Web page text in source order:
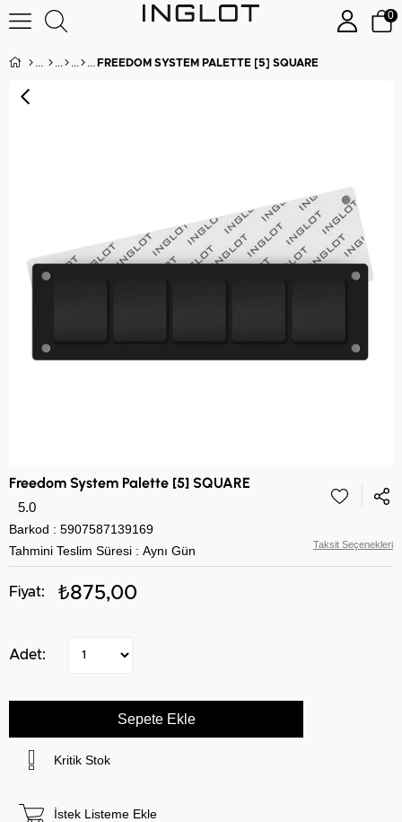
0
FREEDOM SYSTEM PALETTE [5] SQUARE
Freedom System Palette [5] SQUARE
5.0
Barkod : 5907587139169
Tahmini Teslim Süresi : Aynı Gün
₺875,00
Taksit Seçenekleri
Kritik Stok
İstek Listeme Ekle